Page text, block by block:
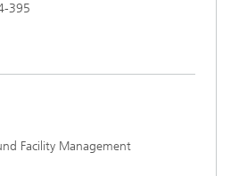
395
Facility Management